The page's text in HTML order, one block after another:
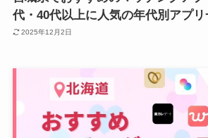
代・40代以上に人気の年代別アプリ
2025年12月2日